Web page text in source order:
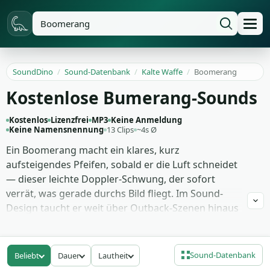
SoundDino / Sound-Datenbank / Kalte Waffe / Boomerang
Kostenlose Bumerang-Sounds
Kostenlos Lizenzfrei MP3 Keine Anmeldung
Keine Namensnennung 13 Clips ~4s Ø
Ein Boomerang macht ein klares, kurz
aufsteigendes Pfeifen, sobald er die Luft schneidet
— dieser leichte Doppler-Schwung, der sofort
verrät, was gerade durchs Bild fliegt. Im Sound-
Design taucht er weit über Outback-Szenen hinaus
Cartoons oder schnelle Übergänge im Trailer-
Schnitt.
Beliebt Dauer Lautheit Sound-Datenbank